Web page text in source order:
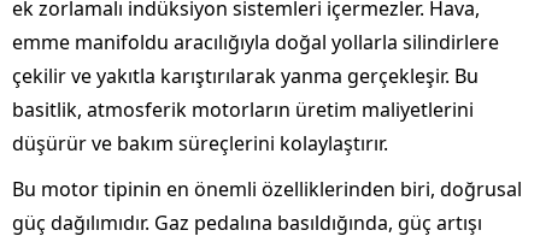
ek zorlamalı indüksiyon sistemleri içermezler. Hava,
emme manifoldu aracılığıyla doğal yollarla silindirlere
çekilir ve yakıtla karıştırılarak yanma gerçekleşir. Bu
basitlik, atmosferik motorların üretim maliyetlerini
düşürür ve bakım süreçlerini kolaylaştırır.
Bu motor tipinin en önemli özelliklerinden biri, doğrusal
güç dağılımıdır. Gaz pedalına basıldığında, güç artışı